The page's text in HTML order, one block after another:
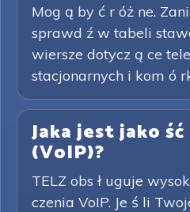
Mog ą by ć r óż ne.
sprawd ź w tabeli
wiersze dotycz ą ce
stacjonarnych i kom ó
Jaka jest jako ść
(VoIP)?
TELZ obs ł uguje
czenia VoIP. Je ś li